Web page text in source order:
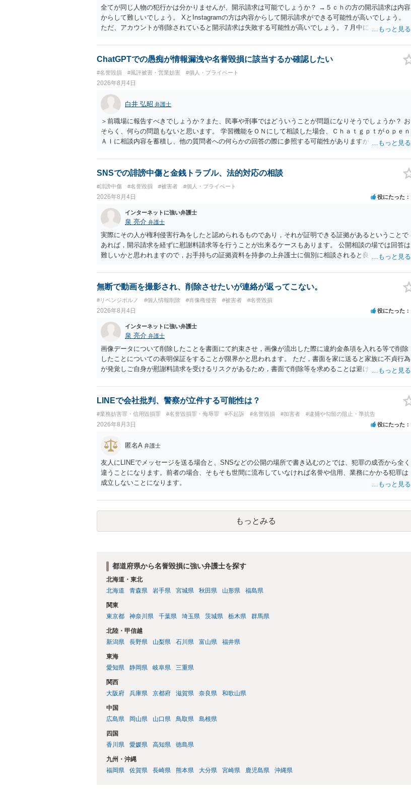
全てが同じ人物の犯行かは分かりませんが、開示請求は可能でしょうか？ →５ｃｈの方の開示請求は内容
からして難しいでしょう。 XとInstagramの方は内容からして開示請求ができる可能性が高いでしょう。
ただ、アカウントが削除されていると開示請求は失敗する可能性が高いでしょう。７月中にアカウントが
相手に全ての弁護士費用を負担させることは可能でしょうか？ →訴訟外の交渉で相手方が認めれば負担さ
せることができるでしょう。訴訟で判決となった場合は、実際の弁護士費用が認められる場合と認められ
ChatGPTでの愚痴が情報漏洩や名誉毀損に該当するか確認したい
#名誉毀損 #風評被害・営業妨害 #個人・プライベート
2026年8月4日
白井 弘昭 弁護士
＞前職場に報告すべきでしょうか？また、民事や刑事ではどういうことが問題になりそうでしょうか？ お
そらく、何らの問題もないと思います。 学習機能をＯＮにして相談した場合、Ｃｈａｔｇｐｔがｏｐｅｎ
ＡＩに相談内容を蓄積し、他の質問者への何らかの回答の際に参照する可能性がありますが、個人名や会
ので、その情報自体が、秘密情報に当たるとは思えませんし、名誉棄損として、個人や会社に対する誹謗
中傷の不特定多数への公開に当たるとも思われません。 もちろん、誰がその内容をｃｈａｔｇｐｔに入力
して書き込んだとしても）、相談者さんが刑事民事の責任に問われることはないでしょう。 私見ながらご
参考まで。
SNSでの誹謗中傷と金銭トラブル、法的対応の相談
#誹謗中傷 #名誉毀損 #被害者 #個人・プライベート
2026年8月4日 役にたった
インターネットに強い弁護士
泉 亮介 弁護士
実際にその人が権利侵害行為をしたと認められるものであり，それが証明できる証拠があるということで
あれば，開示請求を経ずに慰謝料請求等を行うことが出来るケースもあります。 公開相談の場では回答は
難しいかと思われますので，お手持ちの証拠資料を持参の上弁護士に個別に相談されると良いでしょう。
無断で動画を撮影され、削除させたいが連絡が返ってこない。
#リベンジポルノ #個人情報削除 #肖像権侵害 #被害者 #名誉毀損
2026年8月4日 役にたった
インターネットに強い弁護士
泉 亮介 弁護士
画像データについて削除したことを書面にて約束させ，画像が流出した際に違約金条項を入れる等で削除
したことについての表明保証をすることが限界かと思われます。 ただ，書面を家に送ると家族に不貞行為
が発覚しご自身が慰謝料請求を受けるリスクがあるため，書面で削除等を求めることは避けたほうが良い
LINEで会社批判、警察が立件する可能性は？
#業務妨害罪・信用毀損罪 #名誉毀損罪・侮辱罪 #不起訴 #名誉毀損 #加害者 #逮捕や勾留の阻止・準抗告
2026年8月3日 役にたった
匿名A 弁護士
友人にLINEでメッセージを送る場合と、SNSなどの公開の場所で書き込むのとでは、犯罪の成否から全く
違うことになります。前者の場合、そもそも世間に流布していなければ名誉や信用、業務にかかる犯罪は
成立しないことになります。
もっとみる
都道府県から名誉毀損に強い弁護士を探す
北海道・東北
北海道
青森県 岩手県 宮城県 秋田県 山形県 福島県
関東
東京都
神奈川県 千葉県 埼玉県 茨城県 栃木県 群馬県
北陸・甲信越
新潟県
長野県 山梨県 石川県 富山県 福井県
東海
愛知県
静岡県 岐阜県 三重県
関西
大阪府
兵庫県 京都府 滋賀県 奈良県 和歌山県
中国
広島県
岡山県 山口県 鳥取県 島根県
四国
香川県
愛媛県 高知県 徳島県
九州・沖縄
福岡県
佐賀県 長崎県 熊本県 大分県 宮崎県 鹿児島県 沖縄県